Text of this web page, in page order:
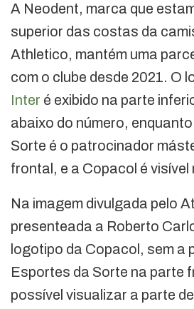
A Neodent, marca que
superior das costas da
Athletico, mantém uma
com o clube desde 2021. O
Inter é exibido na parte
abaixo do número,
Sorte é o patrocinador
frontal, e a Copacol é
Na imagem divulgada pelo
presenteada a Roberto
logotipo da Copacol, sem a
Esportes da Sorte na parte
possível visualizar a parte